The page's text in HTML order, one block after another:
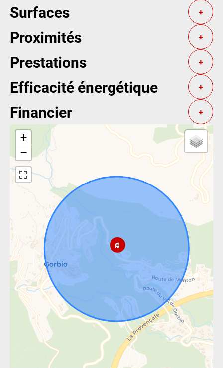
Surfaces +
Proximités +
Prestations +
Efficacité énergétique +
Financier +
+
−